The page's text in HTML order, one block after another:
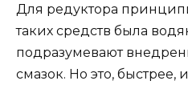
Для редуктора
таких средств была
подразумевают
смазок. Но это, быстрее,